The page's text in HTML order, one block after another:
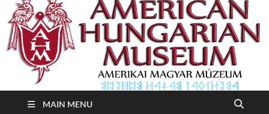
Múzeum
MAIN MENU